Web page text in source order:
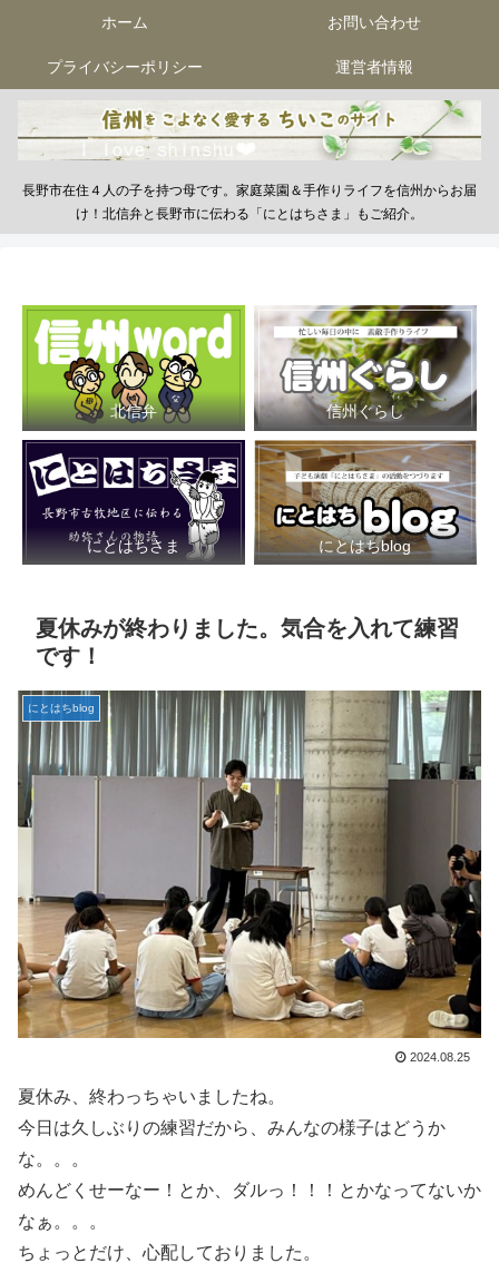
長野市在住４人の子を持つ母です。家庭菜園＆手作りライフを信州からお届
け！北信弁と長野市に伝わる「にとはちさま」もご紹介。
ホーム お問い合わせ
プライバシーポリシー 運営者情報
北信弁 信州ぐらし
にとはちさま にとはちblog
夏休みが終わりました。気合を入れて練習
です！
にとはちblog
2024.08.25
夏休み、終わっちゃいましたね。
今日は久しぶりの練習だから、みんなの様子はどうか
な。。。
めんどくせーなー！とか、ダルっ！！！とかなってないか
なぁ。。。
ちょっとだけ、心配しておりました。